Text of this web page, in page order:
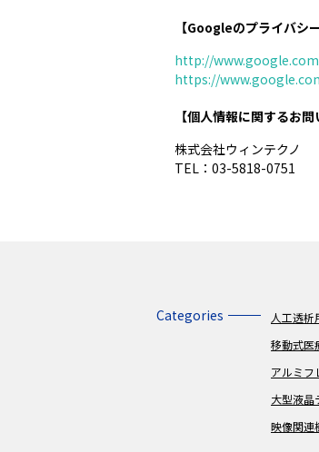
【Googleのプライバシ
http://
https://
【個人情報に関するお問
株式会社ウィンテクノ
TEL：03-5818-0751
Categories 人工透析
移動式医
アルミフ
大型液晶
映像関連